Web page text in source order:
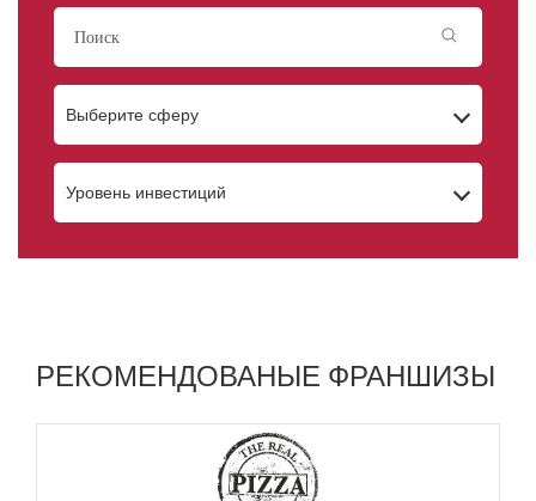
Выберите сферу
Уровень инвестиций
РЕКОМЕНДОВАНЫЕ ФРАНШИЗЫ